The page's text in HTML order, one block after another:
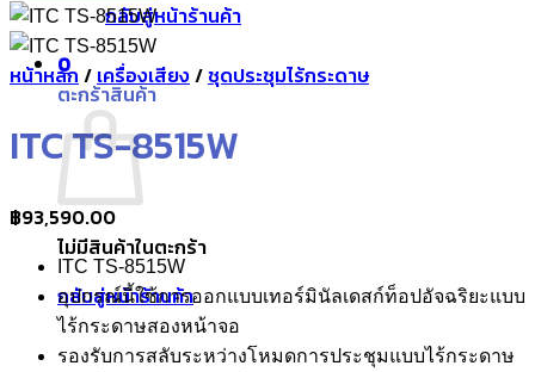
กลับสู่หน้าร้านค้า
0
ตะกร้าสินค้า
ไม่มีสินค้าในตะกร้า
กลับสู่หน้าร้านค้า
หน้าหลัก / เครื่องเสียง/ชุดประชุมไร้กระดาษ
ITC TS-8515W
฿93,590.00
ITC TS-8515W
อุปกรณ์นี้ใช้การออกแบบเทอร์มินัลเดสก์ท็อปอัจฉริยะแบบ
ไร้กระดาษสองหน้าจอ
รองรับการสลับระหว่างโหมดการประชุมแบบไร้กระดาษ